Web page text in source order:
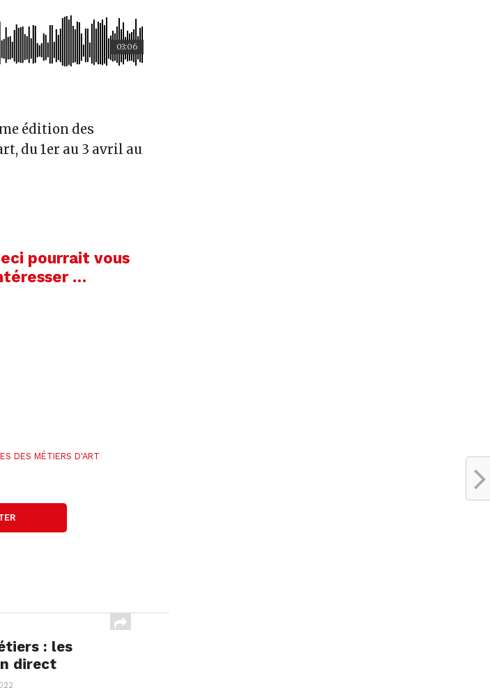
03:06
édition des
du 1er au 3 avril au
pourrait vous
…
DES MÉTIERS D'ART
: les
direct